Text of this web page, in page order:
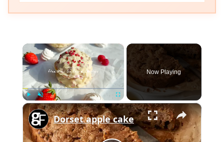
×
Play Unmute Fullscreen
Now Playing
×
Dorset apple cake